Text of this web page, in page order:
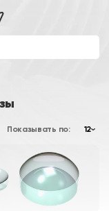
Показывать по: 12